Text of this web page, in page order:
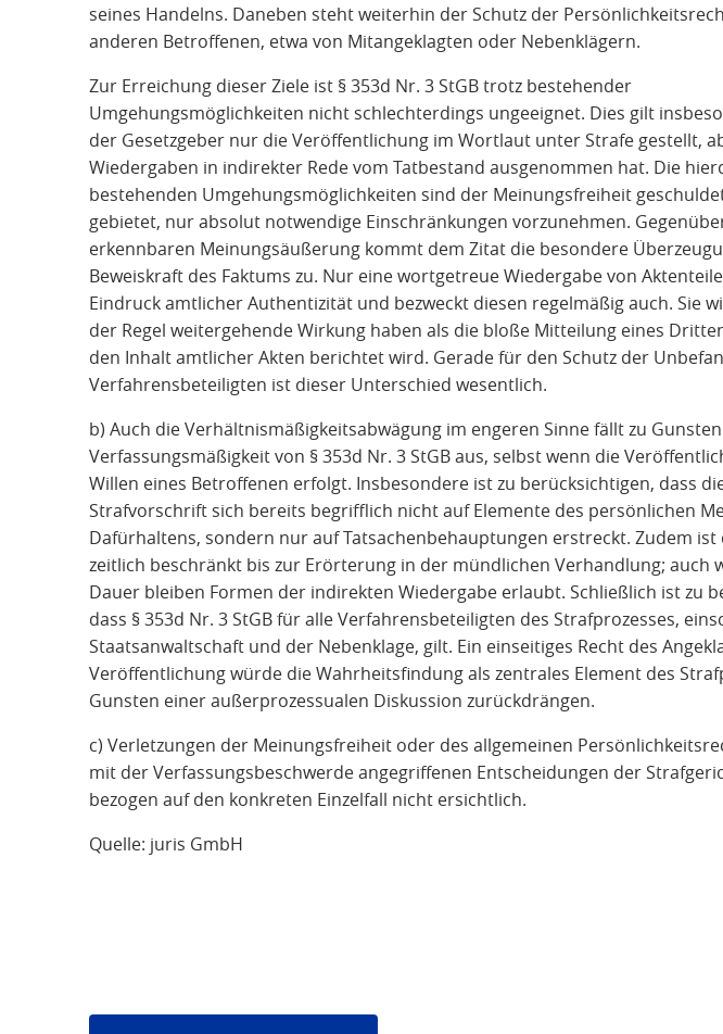
seines Handelns. Daneben steht weiterhin der Schutz der
anderen Betroffenen, etwa von Mitangeklagten oder Nebenklägern.
Zur Erreichung dieser Ziele ist § 353d Nr. 3 StGB trotz bestehender
Umgehungsmöglichkeiten nicht schlechterdings ungeeignet. Dies gilt
der Gesetzgeber nur die Veröffentlichung im Wortlaut unter Strafe gestellt,
Wiedergaben in indirekter Rede vom Tatbestand ausgenommen hat. Die
bestehenden Umgehungsmöglichkeiten sind der Meinungsfreiheit
gebietet, nur absolut notwendige Einschränkungen vorzunehmen.
erkennbaren Meinungsäußerung kommt dem Zitat die besondere
Beweiskraft des Faktums zu. Nur eine wortgetreue Wiedergabe von
Eindruck amtlicher Authentizität und bezweckt diesen regelmäßig auch. Sie
der Regel weitergehende Wirkung haben als die bloße Mitteilung eines
den Inhalt amtlicher Akten berichtet wird. Gerade für den Schutz der
Verfahrensbeteiligten ist dieser Unterschied wesentlich.
b) Auch die Verhältnismäßigkeitsabwägung im engeren Sinne fällt zu
Verfassungsmäßigkeit von § 353d Nr. 3 StGB aus, selbst wenn die
Willen eines Betroffenen erfolgt. Insbesondere ist zu berücksichtigen, dass
Strafvorschrift sich bereits begrifflich nicht auf Elemente des persönlichen
Dafürhaltens, sondern nur auf Tatsachenbehauptungen erstreckt. Zudem ist
zeitlich beschränkt bis zur Erörterung in der mündlichen Verhandlung; auch
Dauer bleiben Formen der indirekten Wiedergabe erlaubt. Schließlich ist zu
dass § 353d Nr. 3 StGB für alle Verfahrensbeteiligten des Strafprozesses,
Staatsanwaltschaft und der Nebenklage, gilt. Ein einseitiges Recht des
Veröffentlichung würde die Wahrheitsfindung als zentrales Element des
Gunsten einer außerprozessualen Diskussion zurückdrängen.
c) Verletzungen der Meinungsfreiheit oder des allgemeinen
mit der Verfassungsbeschwerde angegriffenen Entscheidungen der
bezogen auf den konkreten Einzelfall nicht ersichtlich.
Quelle: juris GmbH